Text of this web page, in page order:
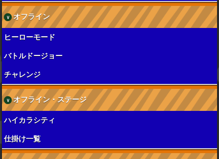
オフライン
ヒーローモード
バトルドージョー
チャレンジ
オフライン・ステージ
ハイカラシティ
仕掛け一覧